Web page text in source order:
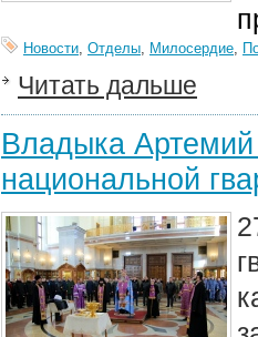
Новости, Отделы, Милосердие,
Читать дальше
Владыка
национальной